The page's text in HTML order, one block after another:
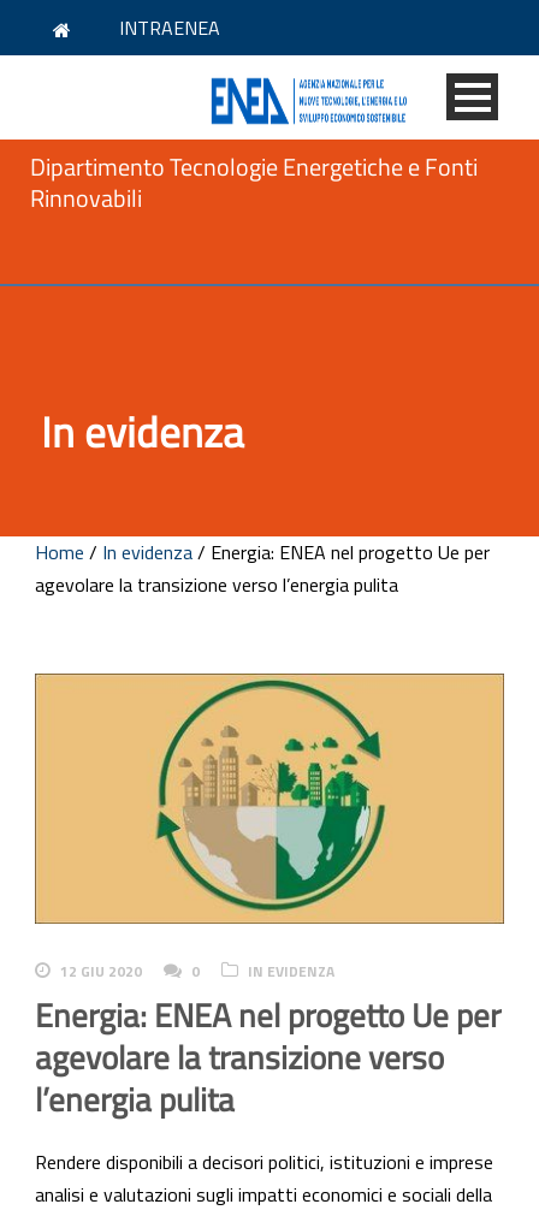
INTRAENEA
Dipartimento Tecnologie Energetiche e Fonti
Rinnovabili
In evidenza
Home / In evidenza/ Energia: ENEA nel progetto Ue per
agevolare la transizione verso l’energia pulita
12 GIU 2020 0 IN EVIDENZA
Energia: ENEA nel progetto Ue per
agevolare la transizione verso
l’energia pulita
Rendere disponibili a decisori politici, istituzioni e imprese
analisi e valutazioni sugli impatti economici e sociali della